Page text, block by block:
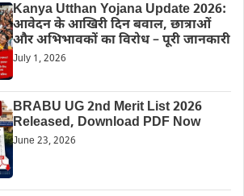
Kanya Utthan Yojana Update 2026:
आवेदन के आखिरी दिन बवाल, छात्राओं
और अभिभावकों का विरोध – पूरी जानकारी
July 1, 2026
BRABU UG 2nd Merit List 2026
Released, Download PDF Now
June 23, 2026